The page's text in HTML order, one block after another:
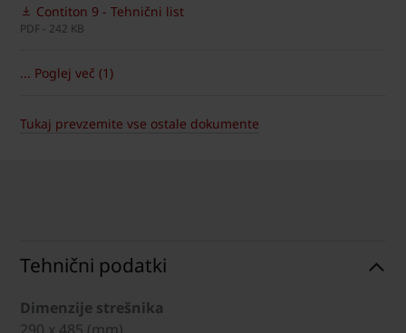
Contiton 9 - Tehnični list
PDF - 242 KB
... Poglej več (1)
Tukaj prevzemite vse ostale dokumente
Tehnični podatki
Dimenzije strešnika
290 x 485 (mm)